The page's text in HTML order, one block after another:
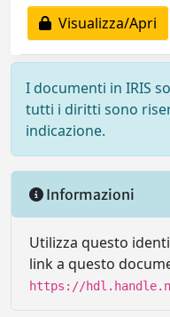
Visualizza/Apri
I documenti in IRIS
tutti i diritti sono
indicazione.
Informazioni
Utilizza questo
link a questo
https://